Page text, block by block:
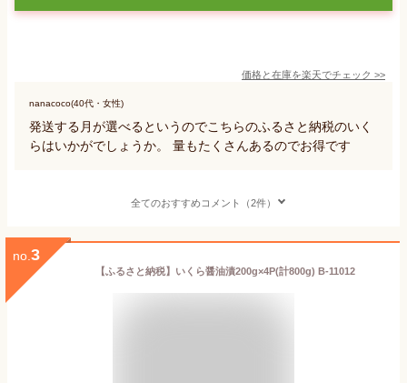
価格と在庫を楽天でチェック >>
nanacoco(40代・女性)
発送する月が選べるというのでこちらのふるさと納税のいく
らはいかがでしょうか。 量もたくさんあるのでお得です
全てのおすすめコメント（2件）
no. 3
【ふるさと納税】いくら醤油漬200g×4P(計800g) B-11012